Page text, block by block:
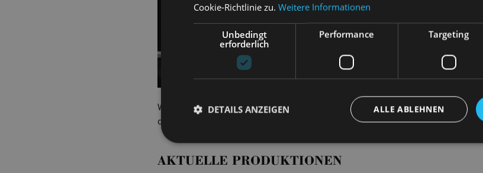
Während unserer Vorstellungen entstanden stimmungsvolle Fotografien
den Moment fing Lutz Michen authentische und intime Szenen hinter den
AKTUELLE PRODUKTIONEN
Cookie-Richtlinie zu. Weitere Informationen
Unbedingt
erforderlich
Performance Targeting
ALLE ABLEHNEN
DETAILS ANZEIGEN